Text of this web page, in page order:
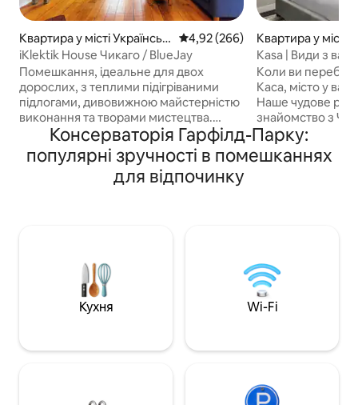
Квартира у місті Українськ
е село
Середня оцінка: 4,92 з 5,
4,92 (266)
iKlektik House Чикаго / BlueJay
Помешкання, ідеальне для двох
дорослих, з теплими підігріваними
підлогами, дивовижною майстерністю
виконання та творами мистецтва.
Вбудоване ліжко розміру «king size»,
виготовлене на замовлення. Велика
індивідуальна кухня, кухонна
стільниця з робочою поверхнею та
Нові ресторани ТА улюблені райони, а
також коктейль-бари ТА музичні
майданчики. Метро, CTA {автобуси та
поїзди} поруч. Metra: безкоштовне
Hubbard прямо перед будинком!
Квартира у місті
Kasa | Види з
балкона | Чикаго
Коли ви
Каса, місто у
Наше чудове
знайомство з
північ від
декількох
декількох
самостійне
цілодобову
допомогою SMS-
телефону, а
Консерваторія Гарфілд-Парку:
популярні зручності в помешканнях
для відпочинку
Кухня Wi-Fi